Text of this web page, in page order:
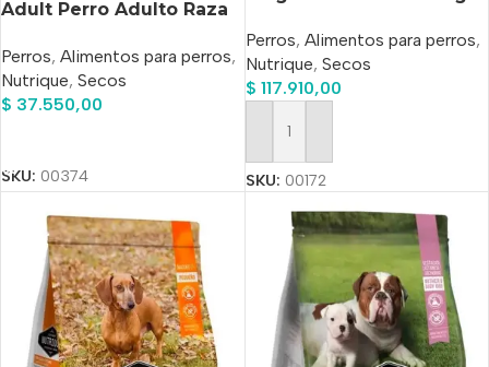
Adult Perro Adulto Raza
Perros, Alimentos para perros,
Nutrique, Secos
$ 37.550,00
SKU: 00374
Perros, Alimentos para perros,
Nutrique, Secos
$ 117.910,00
Añadir Al Carrito
SKU: 00172